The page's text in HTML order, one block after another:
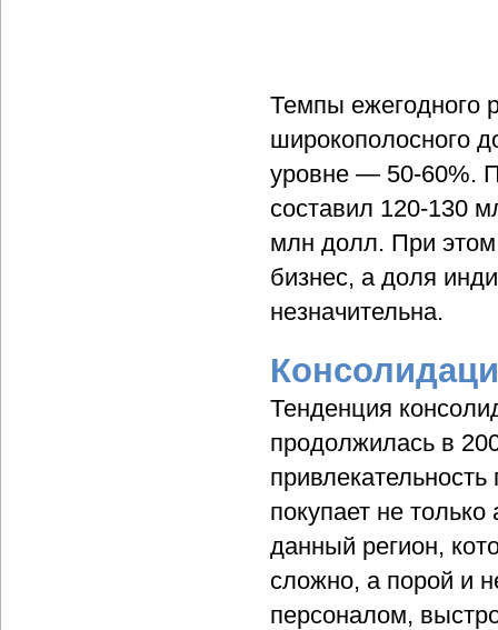
Темпы ежегодного
широкополосного
уровне — 50-60%.
составил 120-130
млн долл. При
бизнес, а доля
незначительна.
Тенденция
продолжилась в
покупает не
данный регион,
сложно, а порой и
персоналом,